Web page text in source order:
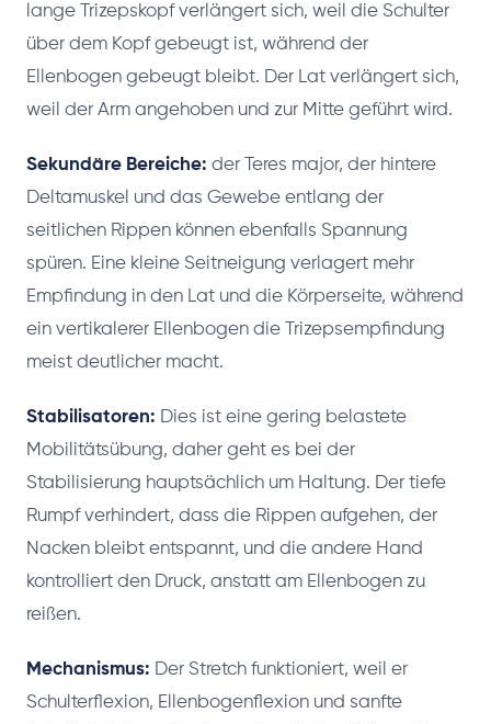
lange Trizepskopf verlängert sich, weil die Schulter
über dem Kopf gebeugt ist, während der
Ellenbogen gebeugt bleibt. Der Lat verlängert sich,
weil der Arm angehoben und zur Mitte geführt wird.
Sekundäre Bereiche: der Teres major, der hintere
Deltamuskel und das Gewebe entlang der
seitlichen Rippen können ebenfalls Spannung
spüren. Eine kleine Seitneigung verlagert mehr
Empfindung in den Lat und die Körperseite, während
ein vertikalerer Ellenbogen die Trizepsempfindung
meist deutlicher macht.
Stabilisatoren: Dies ist eine gering belastete
Mobilitätsübung, daher geht es bei der
Stabilisierung hauptsächlich um Haltung. Der tiefe
Rumpf verhindert, dass die Rippen aufgehen, der
Nacken bleibt entspannt, und die andere Hand
kontrolliert den Druck, anstatt am Ellenbogen zu
reißen.
Mechanismus: Der Stretch funktioniert, weil er
Schulterflexion, Ellenbogenflexion und sanfte